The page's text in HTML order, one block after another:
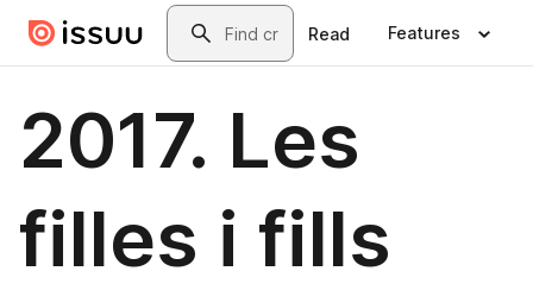
Skip to main contentSearch
Read Features
2017. Les
filles i fills